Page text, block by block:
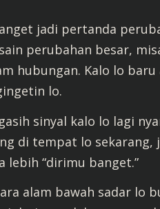
jadi pertanda
perubahan besar,
hubungan. Kalo lo baru
lo.
sinyal kalo lo lagi
di tempat lo sekarang,
“dirimu banget.”
alam bawah sadar lo